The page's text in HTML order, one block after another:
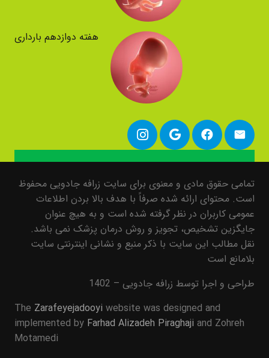
هفته دوازدهم بارداری
تمامی حقوق مادی و معنوی برای سایت زرافه جادویی محفوظ
است. محتوای ارائه شده صرفاً با هدف بالا بردن اطلاعات
عمومی کاربران در نظر گرفته شده است و به هیچ عنوان
جایگزین تشخیص، تجویز و روش درمان پزشک نمی باشد.
نقل مطالب این سایت با ذکر منبع و نشانی اینترنتی سایت
بلامانع است
طراحی و اجرا توسط زرافه جادویی – 1402
The Zarafeyejadooyi website was designed and
implemented by Farhad Alizadeh Piraghaji and Zohreh
Motamedi